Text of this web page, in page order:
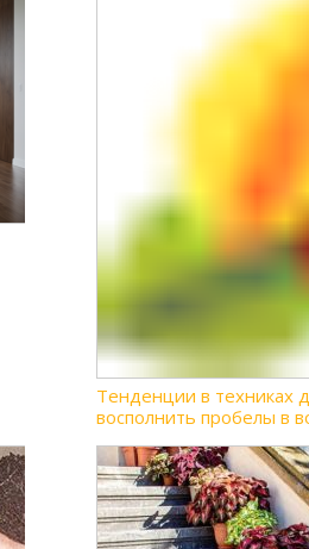
Тенденции в техниках
восполнить пробелы в